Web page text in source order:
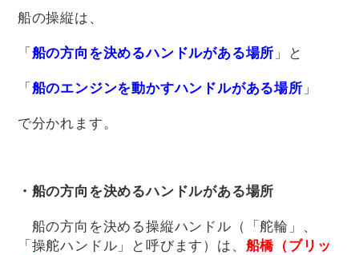
船の操縦は、
「 船の方向を決めるハンドルがある場所 」と
「 船のエンジンを動かすハンドルがある場所 」
で分かれます。
・船の方向を決めるハンドルがある場所
船の方向を決める操縦ハンドル（「舵輪」、
「操舵ハンドル」と呼びます）は、 船橋（ブリッ